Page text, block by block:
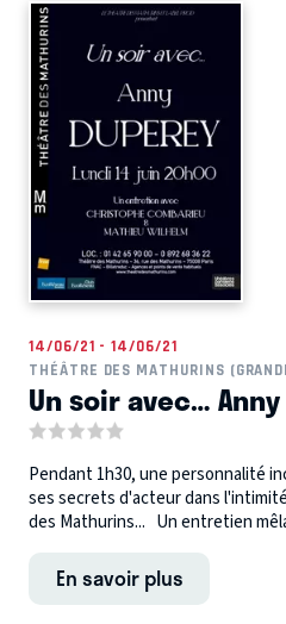
14/06/21 - 14/06/21
THÉÂTRE DES MATHURINS
Un soir avec…
Pendant 1h30, une personnalité
ses secrets d'acteur dans
des Mathurins... Un entretien
En savoir plus